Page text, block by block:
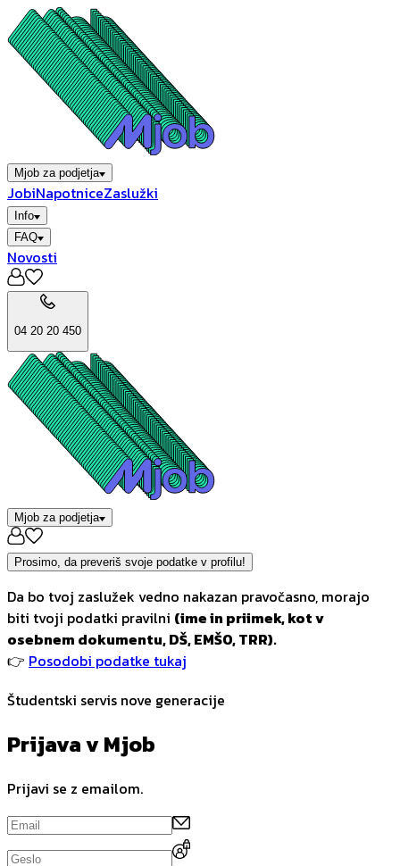
Mjob za podjetja
JobiNapotniceZaslužki
Info
FAQ
Novosti
04 20 20 450
Mjob za podjetja
Prosimo, da preveriš svoje podatke v profilu!
Da bo tvoj zaslužek vedno nakazan pravočasno, morajo
biti tvoji podatki pravilni (ime in priimek, kot v
osebnem dokumentu, DŠ, EMŠO, TRR).
👉 Posodobi podatke tukaj
Študentski servis nove generacije
Prijava v Mjob
Prijavi se z emailom.